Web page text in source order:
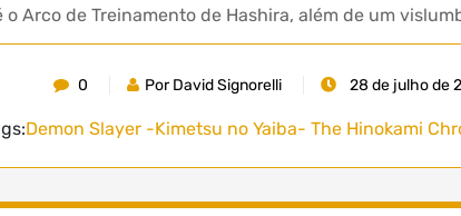
Arco de Treinamento de Hashira, além de um
0 Por David Signorelli 28 de julho de
Demon Slayer -Kimetsu no Yaiba- The Hinokami